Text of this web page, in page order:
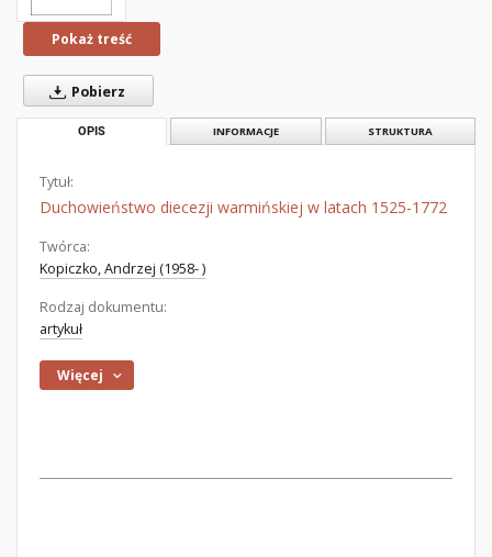
Pokaż treść
Pobierz
OPIS INFORMACJE STRUKTURA
Tytuł:
Duchowieństwo diecezji warmińskiej w latach 1525-1772
Twórca:
Kopiczko, Andrzej (1958- )
Rodzaj dokumentu:
artykuł
Więcej